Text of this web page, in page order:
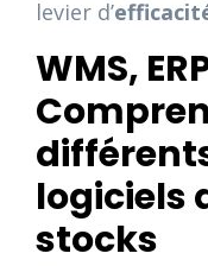
levier d’
WMS,
logiciels
stocks